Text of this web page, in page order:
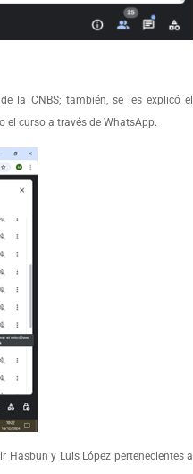
la CNBS; también, se les explicó el
el curso a través de WhatsApp.
Hasbun y Luis López pertenecientes a